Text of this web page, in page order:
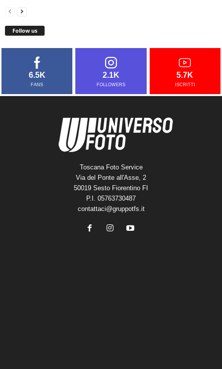
Follow us
6.5K
FANS
2.1K
FOLLOWERS
5.7K
ISCRITTI
Toscana Foto Service
Via del Ponte all'Asse, 2
50019 Sesto Fiorentino FI
P.I. 05763730487
contattaci@gruppotfs.it